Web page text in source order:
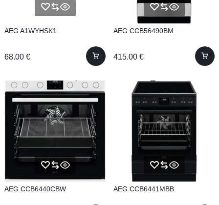
AEG A1WYHSK1
68.00 €
AEG CCB56490BM
415.00 €
AEG CCB6440CBW AEG CCB6441MBB